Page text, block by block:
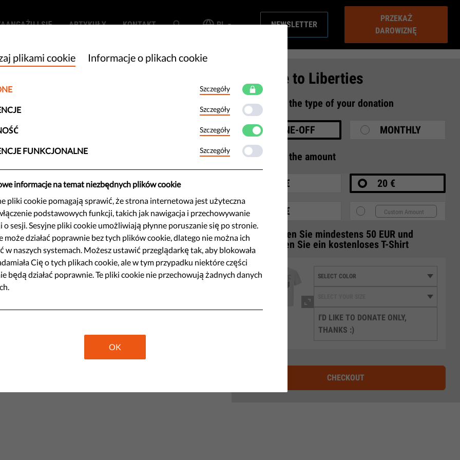
SIĘ ARTYKUŁY KONTAKT PL NEWSLETTER
PRZEKAŻ
DAROWIZNĘ
i
dzisiejszych czasach
kryzysu w drugi, a nasi
stanie skutecznie reagować na
Europejska stworzyła
Share
Donate to Liberties
1 Select the type of your donation
ONE-OFF MONTHLY
2 Select the amount
10 € 20 €
35 €
3
Spenden Sie mindestens 50 EUR und
erhalten Sie ein kostenloses T-Shirt
I'D LIKE TO DONATE ONLY,
THANKS :)
CHECKOUT
plikami cookie Informacje o plikach cookie
Szczegóły
Szczegóły
Szczegóły
FUNKCJONALNE Szczegóły
informacje na temat niezbędnych plików cookie
pliki cookie pomagają sprawić, że strona internetowa jest użyteczna
podstawowych funkcji, takich jak nawigacja i przechowywanie
o sesji. Sesyjne pliki cookie umożliwiają płynne poruszanie się po stronie.
może działać poprawnie bez tych plików cookie, dlatego nie można ich
w naszych systemach. Możesz ustawić przeglądarkę tak, aby blokowała
Cię o tych plikach cookie, ale w tym przypadku niektóre części
będą działać poprawnie. Te pliki cookie nie przechowują żadnych danych
OK